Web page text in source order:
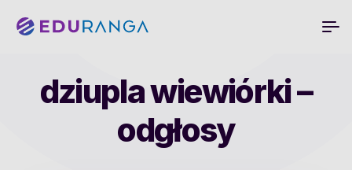
dziupla wiewiórki –
odgłosy